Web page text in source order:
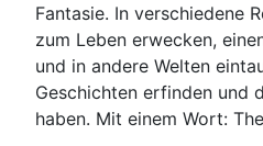
Fantasie. In verschiedene
zum Leben erwecken,
und in andere Welten
Geschichten erfinden und
haben. Mit einem Wort: